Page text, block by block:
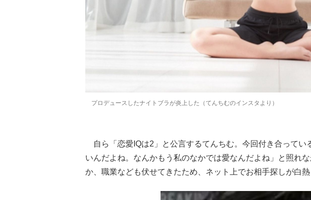
プロデュースしたナイトブラが炎上した（てんちむのインスタより）
自ら「恋愛IQは2」と公言するてんちむ。今回付き合ってい
いんだよね。なんかもう私のなかでは愛なんだよね」と照れ
か、職業なども伏せてきたため、ネット上でお相手探しが白熱